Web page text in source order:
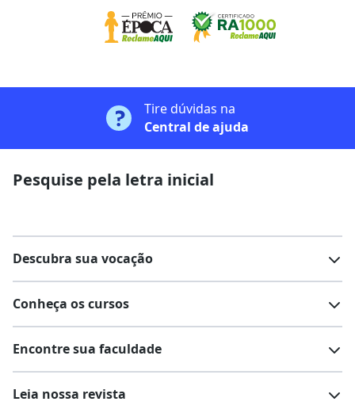
Tire dúvidas na
Central de ajuda
Pesquise pela letra inicial
Descubra sua vocação
Conheça os cursos
Encontre sua faculdade
Leia nossa revista